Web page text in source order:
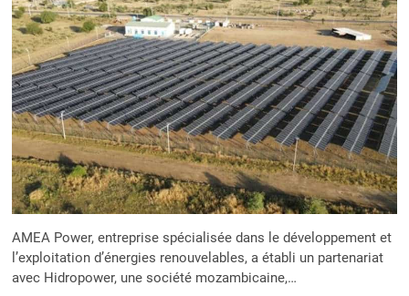
AMEA Power, entreprise spécialisée dans le développement et
l’exploitation d’énergies renouvelables, a établi un partenariat
avec Hidropower, une société mozambicaine,…